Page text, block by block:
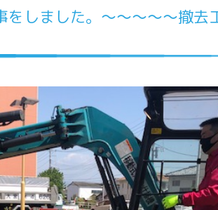
をしました。～～～～～撤去